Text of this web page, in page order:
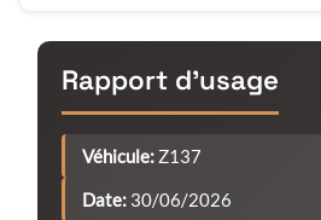
Rapport d'usage
Véhicule: Z137
Date: 30/06/2026